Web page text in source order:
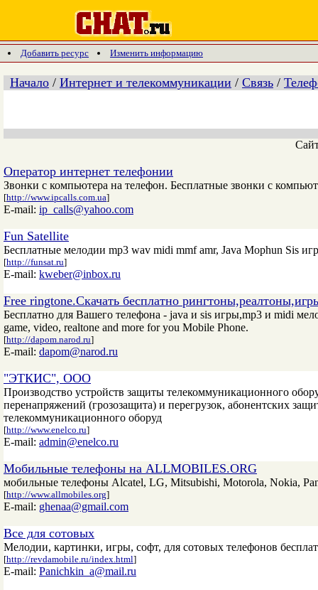
Добавить ресурс Изменить информацию
Начало / Интернет и телекоммуникации / Связь /
Оператор интернет телефонии
Звонки с компьютера на телефон. Бесплатные звонки с
[http://www.ipcalls.com.ua]
E-mail: ip_calls@yahoo.com
Fun Satellite
Бесплатные мелодии mp3 wav midi mmf amr, Java Mophun Sis
[http://funsat.ru]
E-mail: kweber@inbox.ru
Free ringtone.Скачать бесплатно
Бесплатно для Вашего телефона - java и sis игры,mp3 и midi
game, video, realtone and more for you Mobile Phone.
[http://dapom.narod.ru]
E-mail: dapom@narod.ru
"ЭТКИС", ООО
Производство устройств защиты телекоммуникационного
перенапряжений (грозозащита) и перегрузок, абонентских
телекоммуникационного оборуд
[http://www.enelco.ru]
E-mail: admin@enelco.ru
Мобильные телефоны на ALLMOBILES.ORG
мобильные телефоны Alcatel, LG, Mitsubishi, Motorola, Nokia,
[http://www.allmobiles.org]
E-mail: ghenaa@gmail.com
Все для сотовых
Мелодии, картинки, игры, софт, для сотовых телефонов
[http://revdamobile.ru/index.html]
E-mail: Panichkin_a@mail.ru